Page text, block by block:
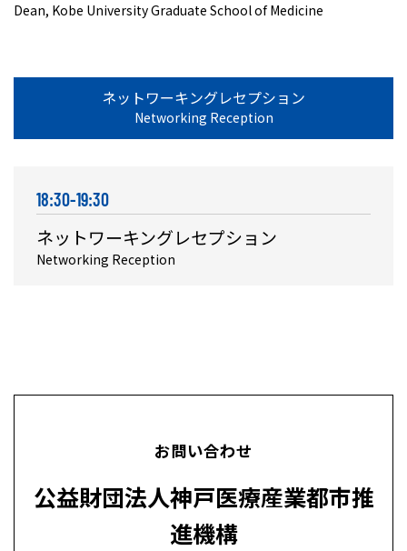
Dean, Kobe University Graduate School of Medicine
ネットワーキングレセプション
Networking Reception
18:30-19:30
ネットワーキングレセプション
Networking Reception
お問い合わせ
公益財団法人神戸医療産業都市推
進機構